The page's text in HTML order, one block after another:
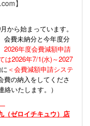
】
から始まっています。
会費未納分と今年度分
2026年度会費減額申請
は2026年7/1(水)～2027
＜会費減額申請システ
費の納入をしてくださ
いたします。）
（ゼロイチキュウ）店